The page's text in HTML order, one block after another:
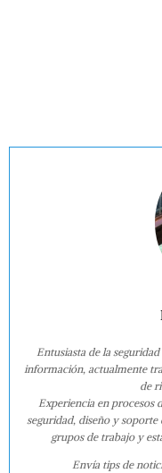
Entusiasta de la
información, actualmente
de
Experiencia en procesos
seguridad, diseño y soporte
grupos de trabajo y
Envía tips de